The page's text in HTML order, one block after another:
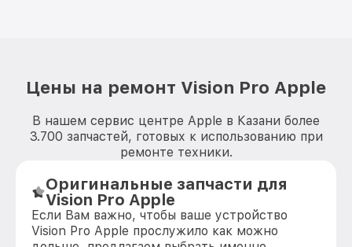
Цены на ремонт Vision Pro Apple
В нашем сервис центре Apple в Казани более
3.700 запчастей, готовых к использованию при
ремонте техники.
Оригинальные запчасти для
Vision Pro Apple
Если Вам важно, чтобы ваше устройство
Vision Pro Apple прослужило как можно